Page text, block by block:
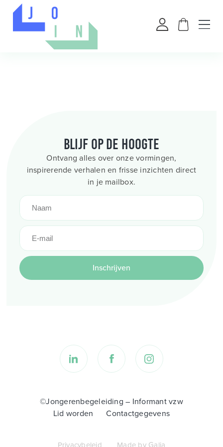
Blijf op de hoogte
Ontvang alles over onze vormingen,
inspirerende verhalen en frisse inzichten direct
in je mailbox.
Inschrijven
©Jongerenbegeleiding – Informant vzw
Lid worden
Contactgegevens